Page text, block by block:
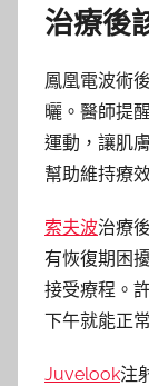
治療後
鳳凰電波術
曬。醫師提
運動，讓肌
幫助維持療
索夫波治療
有恢復期困
接受療程。
下午就能正
Juvelook注